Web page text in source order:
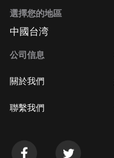
選擇您的地區
中國台湾
公司信息
關於我們
聯繫我們